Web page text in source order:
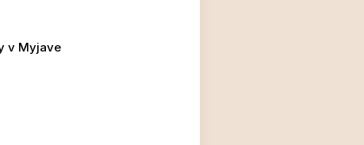
v Myjave